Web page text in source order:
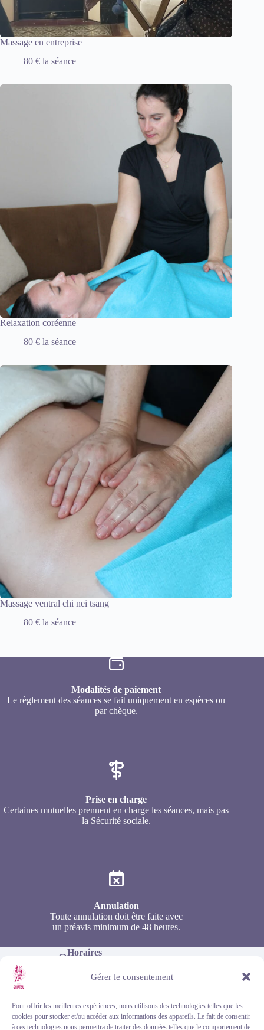
Gérer le consentement
Pour offrir les meilleures expériences, nous utilisons des technologies telles que les
cookies pour stocker et/ou accéder aux informations des appareils. Le fait de consentir
à ces technologies nous permettra de traiter des données telles que le comportement de
Massage en entreprise
80 € la séance
Relaxation coréenne
80 € la séance
Massage ventral chi nei tsang
80 € la séance
Modalités de paiement
Le règlement des séances se fait uniquement en espèces ou
par chèque.
Prise en charge
Certaines mutuelles prennent en charge les séances, mais pas
la Sécurité sociale.
Annulation
Toute annulation doit être faite avec
un préavis minimum de 48 heures.
Horaires
Téléphone
Maison Thérapéia, 76 av. de la République, 33320
Eysines